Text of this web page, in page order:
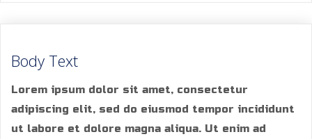
Body Text
Lorem ipsum dolor sit amet, consectetur
adipiscing elit, sed do eiusmod tempor incididunt
ut labore et dolore magna aliqua. Ut enim ad